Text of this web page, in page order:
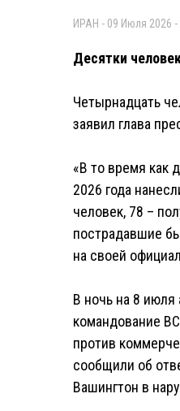
ИРАН - 09 Июля 2026
Десятки
Четырнадцать
заявил глава
«В то время как
2026 года
человек, 78 –
пострадавшие
на своей
В ночь на 8
командование
против
сообщили об
Вашингтон в